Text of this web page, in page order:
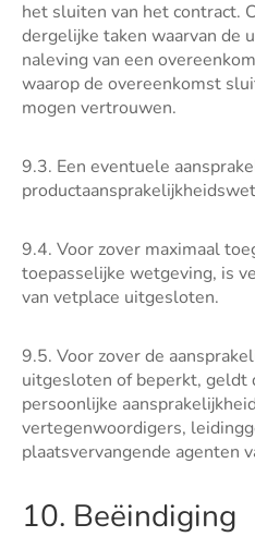
het sluiten van het contract.
dergelijke taken waarvan de
naleving van een
waarop de overeenkomst
mogen vertrouwen.
9.3. Een eventuele
9.4. Voor zover maximaal
toepasselijke wetgeving, is
van vetplace uitgesloten.
9.5. Voor zover de
uitgesloten of beperkt, geldt
persoonlijke
vertegenwoordigers,
plaatsvervangende agenten
10. Beëindiging